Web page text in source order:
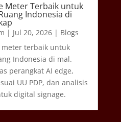
Meter Terbaik untuk
Indonesia di
| Jul 20, 2026| Blogs
meter terbaik untuk
Indonesia di mal.
perangkat AI edge,
UU PDP, dan analisis
digital signage.